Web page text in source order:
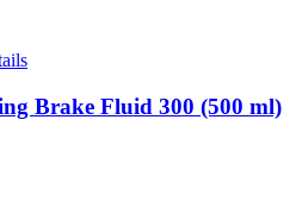
Brake Fluid 300 (500 ml)